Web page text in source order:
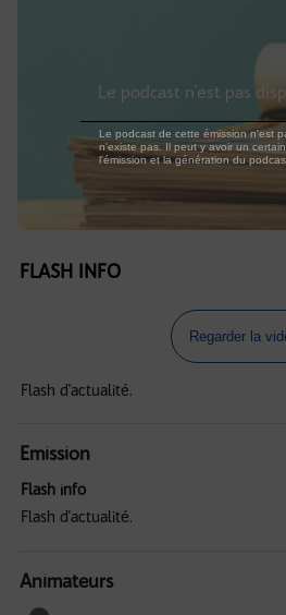
FLASH INFO
Regarder la
Flash d'actualité.
Emission
Flash info
Flash d'actualité.
Animateurs
Le podcast n'est pas
Le podcast de cette émission n'est
n'existe pas. Il peut y avoir un
l'émission et la génération du